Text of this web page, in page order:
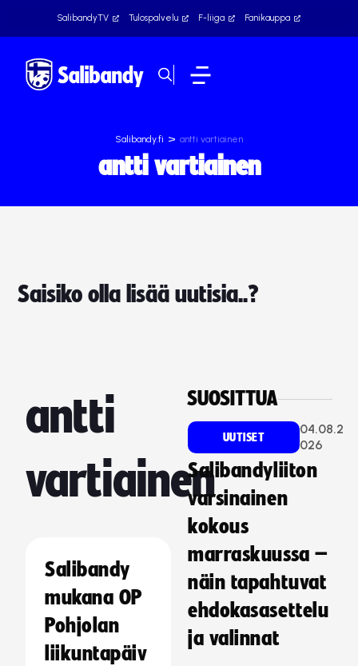
SalibandyTV Tulospalvelu F-liiga Fanikauppa
Salibandy.fi > antti vartiainen
antti vartiainen
Saisiko olla lisää uutisia..?
antti
vartiainen
Salibandy
mukana OP
Pohjolan
liikuntapäiv
SUOSITTUA
UUTISET
04.08.2
026
Salibandyliiton
varsinainen
kokous
marraskuussa –
näin tapahtuvat
ehdokasasettelu
ja valinnat